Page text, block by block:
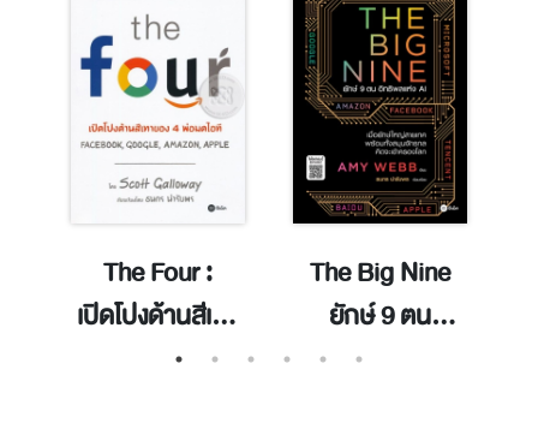
The Four :
เปิดโปงด้านสีเทา
ของ 4 พ่อมดไอที
The Big Nine
ยักษ์ 9 ตน
อิทธิพลแห่ง AI